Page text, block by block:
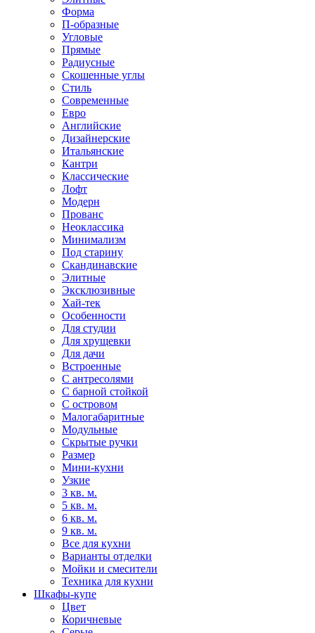
Форма
П-образные
Угловые
Прямые
Радиусные
Скошенные углы
Стиль
Современные
Евро
Английские
Дизайнерские
Итальянские
Кантри
Классические
Лофт
Модерн
Прованс
Неоклассика
Минимализм
Под старину
Скандинавские
Элитные
Эксклюзивные
Хай-тек
Особенности
Для студии
Для хрущевки
Для дачи
Встроенные
С антресолями
С барной стойкой
С островом
Малогабаритные
Модульные
Скрытые ручки
Размер
Мини-кухни
Узкие
3 кв. м.
5 кв. м.
6 кв. м.
9 кв. м.
Все для кухни
Варианты отделки
Мойки и смесители
Техника для кухни
Шкафы-купе
Цвет
Коричневые